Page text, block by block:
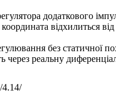
додаткового
відхилиться
без статичної
через реальну
/4.14/